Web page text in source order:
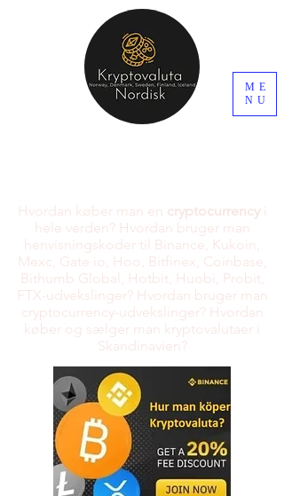
ME
NU
Hvordan køber man en cryptocurrencyi
hele verden? Hvordan bruger man
henvisningskoder til Binance, Kukoin,
Mexc, Gate io, Hoo, Bitfinex, Coinbase,
Bithumb Global, Hotbit, Huobi, Probit,
FTX-udvekslinger? Hvordan bruger man
cryptocurrency-udvekslinger? Hvordan
køber og sælger man kryptovalutaer i
Skandinavien?